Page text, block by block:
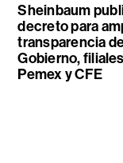
Sheinbaum
decreto para
transparencia
Gobierno,
Pemex y CFE